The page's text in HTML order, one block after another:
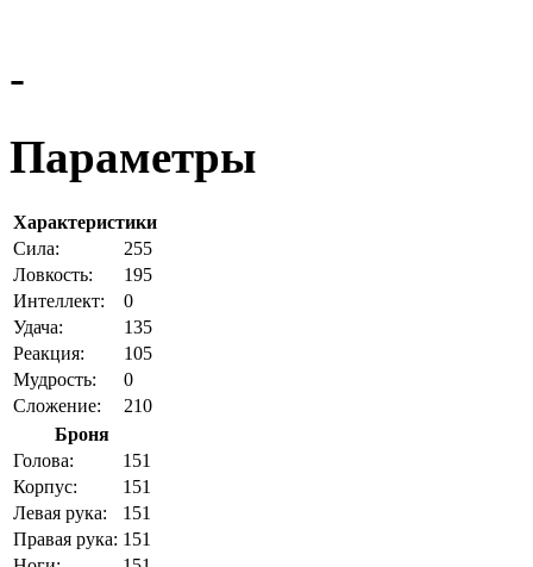
-
Параметры
Характеристики
Cила:
255
Ловкость:
195
Интеллект:
0
Удача:
135
Реакция:
105
Мудрость:
0
Сложение:
210
Броня
Голова:
151
Корпус:
151
Левая рука:
151
Правая рука: 151